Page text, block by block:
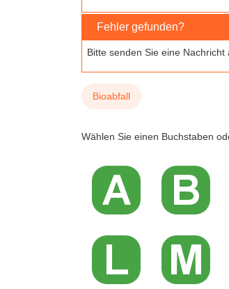
Fehler gefunden?
Bitte senden Sie eine Nachricht
Bioabfall
Wählen Sie einen Buchstaben